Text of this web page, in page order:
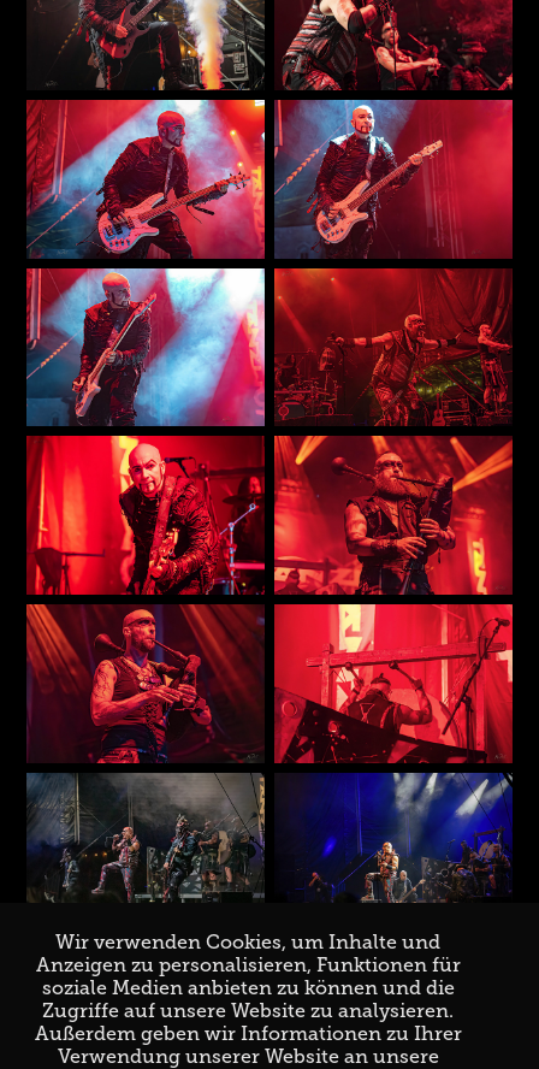
↑ Back to Top
Wir verwenden Cookies, um Inhalte und
Anzeigen zu personalisieren, Funktionen für
soziale Medien anbieten zu können und die
Zugriffe auf unsere Website zu analysieren.
Außerdem geben wir Informationen zu Ihrer
Verwendung unserer Website an unsere